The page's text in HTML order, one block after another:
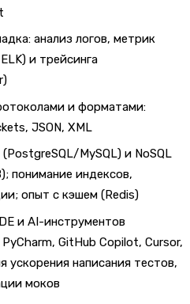
анализ логов, метрик
и трейсинга
и форматами:
JSON, XML
MySQL) и NoSQL
понимание индексов,
опыт с кэшем (Redis)
и AI-инструментов
GitHub Copilot, Cursor,
ускорения написания тестов,
моков